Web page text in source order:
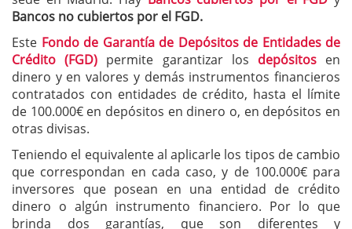
Bancos no cubiertos por el FGD.
Este Fondo de Garantía de Depósitos de Entidades de
Crédito (FGD) permite garantizar los depósitosen
dinero y en valores y demás instrumentos financieros
contratados con entidades de crédito, hasta el límite
de 100.000€ en depósitos en dinero o, en depósitos en
otras divisas.
Teniendo el equivalente al aplicarle los tipos de cambio
que correspondan en cada caso, y de 100.000€ para
inversores que posean en una entidad de crédito
dinero o algún instrumento financiero. Por lo que
brinda dos garantías, que son diferentes y